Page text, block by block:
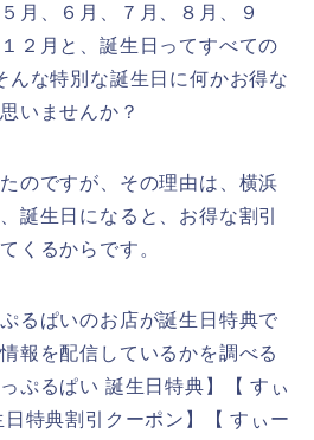
月、６月、７月、８月、９
２月と、誕生日ってすべての
んな特別な誕生日に何かお得な
いませんか？
のですが、その理由は、横浜
誕生日になると、お得な割引
くるからです。
るぱいのお店が誕生日特典で
報を配信しているかを調べる
ぷるぱい 誕生日特典】【 すぃ
特典割引クーポン】【 すぃー